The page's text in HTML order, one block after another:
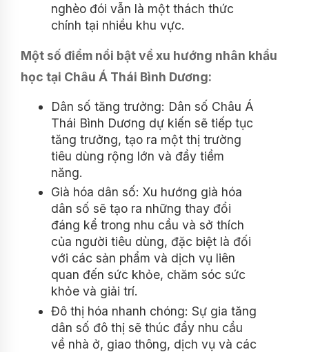
nghèo đói vẫn là một thách thức
chính tại nhiều khu vực.
Một số điểm nổi bật về xu hướng nhân khẩu
học tại Châu Á Thái Bình Dương:
Dân số tăng trưởng: Dân số Châu Á
Thái Bình Dương dự kiến ​​sẽ tiếp tục
tăng trưởng, tạo ra một thị trường
tiêu dùng rộng lớn và đầy tiềm
năng.
Già hóa dân số: Xu hướng già hóa
dân số sẽ tạo ra những thay đổi
đáng kể trong nhu cầu và sở thích
của người tiêu dùng, đặc biệt là đối
với các sản phẩm và dịch vụ liên
quan đến sức khỏe, chăm sóc sức
khỏe và giải trí.
Đô thị hóa nhanh chóng: Sự gia tăng
dân số đô thị sẽ thúc đẩy nhu cầu
về nhà ở, giao thông, dịch vụ và các